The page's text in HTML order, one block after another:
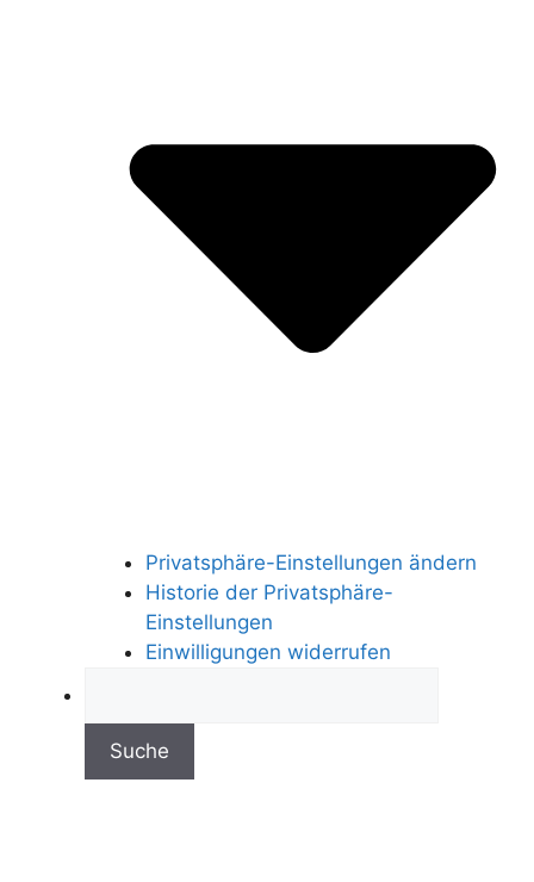
Privatsphäre-Einstellungen ändern
Historie der Privatsphäre-
Einstellungen
Einwilligungen widerrufen